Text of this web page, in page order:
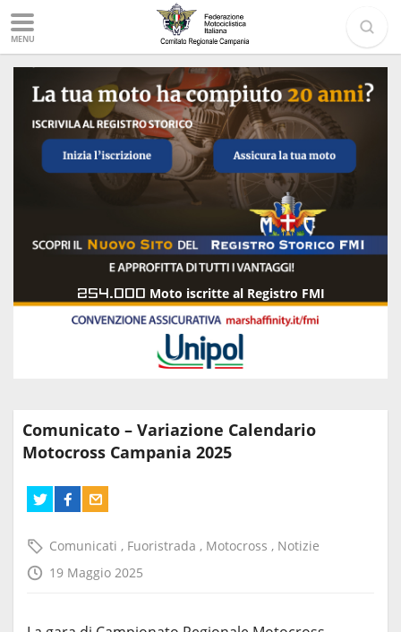
MENU
254.000 Moto iscritte al Registro FMI
Comunicato – Variazione Calendario
Motocross Campania 2025
Comunicati , Fuoristrada , Motocross , Notizie
19 Maggio 2025